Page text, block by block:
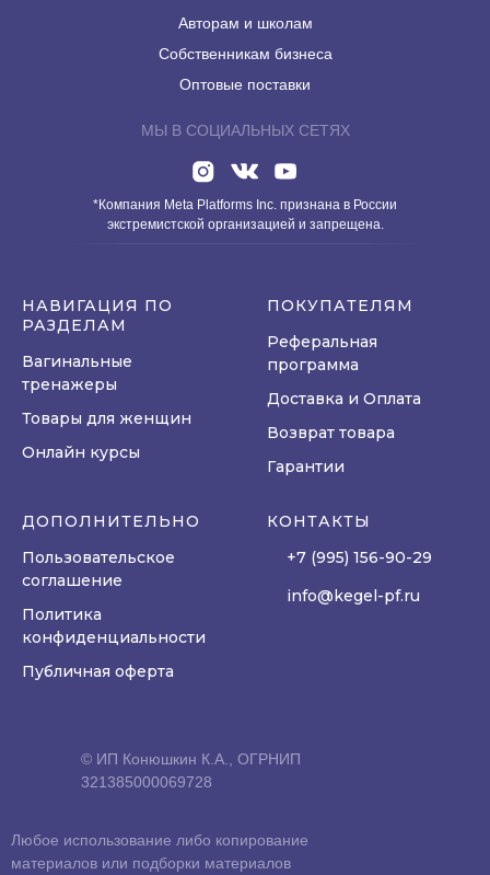
Авторам и школам
Собственникам бизнеса
Оптовые поставки
МЫ В СОЦИАЛЬНЫХ СЕТЯХ
*Компания Meta Platforms Inc. признана в России
экстремистской организацией и запрещена.
НАВИГАЦИЯ ПО
РАЗДЕЛАМ
Вагинальные
тренажеры
Товары для женщин
Онлайн курсы
ПОКУПАТЕЛЯМ
Реферальная
программа
Доставка и Оплата
Возврат товара
Гарантии
ДОПОЛНИТЕЛЬНО
Пользовательское
соглашение
Политика
конфиденциальности
Публичная оферта
КОНТАКТЫ
+7 (995) 156-90-29
info@kegel-pf.ru
Любое использование либо копирование
материалов или подборки материалов
© ИП Конюшкин К.А., ОГРНИП
321385000069728